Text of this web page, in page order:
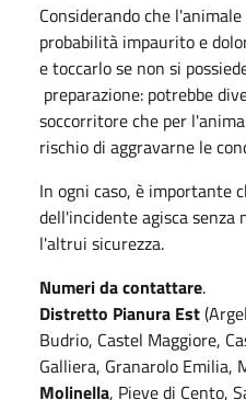
Considerando che
probabilità impaurito e
e toccarlo se non si
preparazione: potrebbe
soccorritore che per
rischio di aggravarne le
In ogni caso, è importante
dell'incidente agisca
l'altrui sicurezza.
Numeri da contattare.
Distretto Pianura Est
Budrio, Castel Maggiore,
Galliera, Granarolo Emilia,
Molinella, Pieve di Cento,